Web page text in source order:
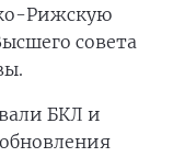
Рижскую
совета
БКЛ и